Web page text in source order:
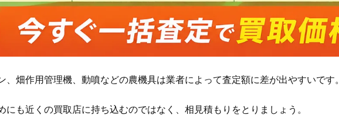
、畑作用管理機、動噴などの農機具は業者によって査定額に差が出やすいです。
にも近くの買取店に持ち込むのではなく、相見積もりをとりましょう。